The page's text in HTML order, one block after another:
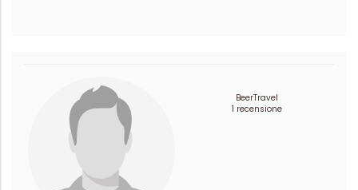
BeerTravel
1 recensione